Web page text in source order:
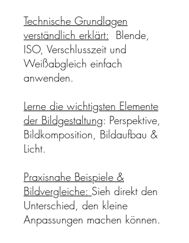
Technische Grundlagen
verständlich erklärt: Blende,
ISO, Verschlusszeit und
Weißabgleich einfach
anwenden.
Lerne die wichtigsten Elemente
der Bildgestaltung: Perspektive,
Bildkomposition, Bildaufbau &
Licht.
Praxisnahe Beispiele &
Bildvergleiche: Sieh direkt den
Unterschied, den kleine
Anpassungen machen können.